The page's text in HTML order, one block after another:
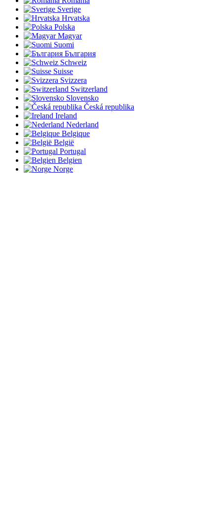
Sverige
Hrvatska
Polska
Magyar
Suomi
България
Schweiz
Suisse
Svizzera
Switzerland
Slovensko
Česká republika
Ireland
Nederland
Belgique
België
Portugal
Belgien
Norge